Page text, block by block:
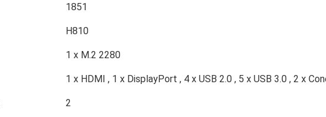
1851
H810
1 x M.2 2280
1 x HDMI , 1 x DisplayPort , 4 x USB 2.0 , 5 x USB 3.0 , 2 x
2